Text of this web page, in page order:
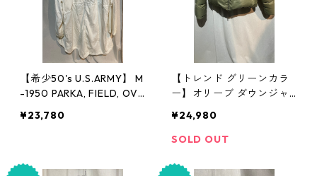
【希少50's U.S.ARMY】 M
-1950 PARKA, FIELD, OVE
¥23,780
【トレンド グリーンカラ
ー】オリーブ ダウンジャ
ティカ
¥24,980
SOLD OUT